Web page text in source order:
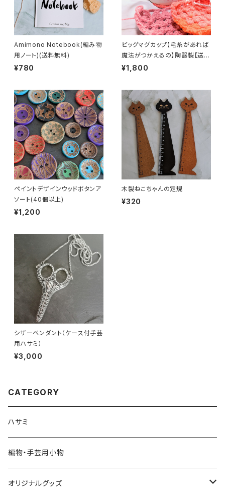
Amimono Notebook(編み物
用ノート)(送料無料)
¥780
ビッグマグカップ【毛糸があれば
魔法がつかえるの】陶器製【送料
無料】
¥1,800
ペイントデザインウッドボタンア
ソート(40個以上)
¥1,200
木製ねこちゃんの定規
¥320
シザーペンダント（ケース付手芸
用ハサミ）
¥3,000
CATEGORY
ハサミ
編物・手芸用小物
オリジナルグッズ